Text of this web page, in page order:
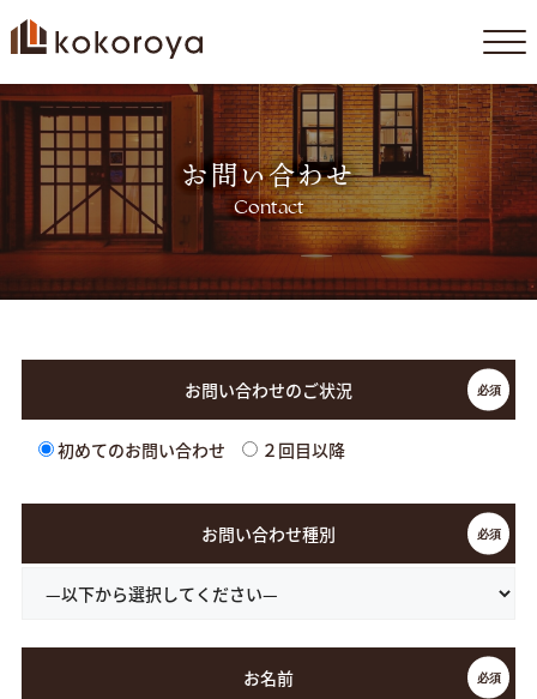
コ
ス
キ
ッ
お問い合わせ
Contact
お問い合わせのご状況
初めてのお問い合わせ ２回目以降
お問い合わせ種別
お名前